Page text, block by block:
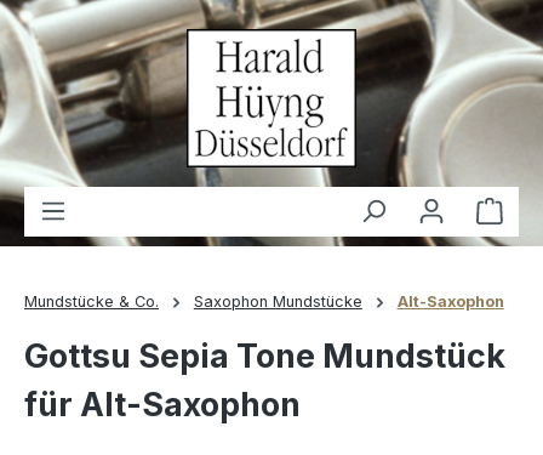
springen
Mundstücke & Co. Saxophon Mundstücke Alt-Saxophon
Gottsu Sepia Tone Mundstück
für Alt-Saxophon